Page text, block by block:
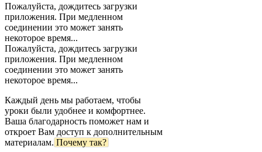
Пожалуйста, дождитесь загрузки
приложения. При медленном
соединении это может занять
некоторое время...
Пожалуйста, дождитесь загрузки
приложения. При медленном
соединении это может занять
некоторое время...
Каждый день мы работаем, чтобы
уроки были удобнее и комфортнее.
Ваша благодарность поможет нам и
откроет Вам доступ к дополнительным
материалам. Почему так?